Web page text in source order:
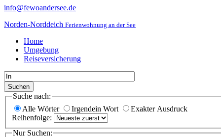
info@fewoandersee.de
Norden-Norddeich Ferienwohnung an der See
Home
Umgebung
Reiseversicherung
Suchen
Suche nach:
Alle Wörter
Irgendein Wort
Exakter Ausdruck
Reihenfolge:
Nur Suchen: